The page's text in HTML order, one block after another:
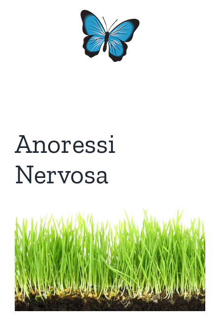
Anoressi
Nervosa